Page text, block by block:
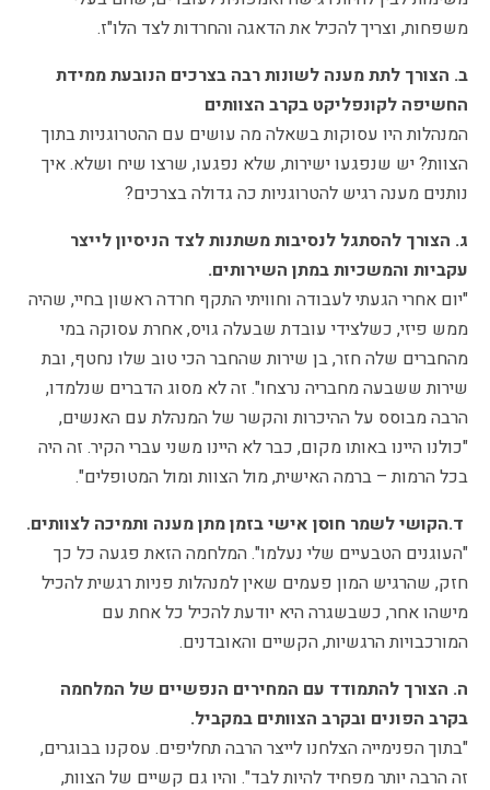
משפחות, וצריך להכיל את הדאגה והחרדות לצד הלו"ז.
ב. הצורך לתת מענה לשונות רבה בצרכים הנובעת ממידת
החשיפה לקונפליקט בקרב הצוותים
המנהלות היו עסוקות בשאלה מה עושים עם ההטרוגניות בתוך
הצוות? יש שנפגעו ישירות, שלא נפגעו, שרצו שיח ושלא. איך
נותנים מענה רגיש להטרוגניות כה גדולה בצרכים?
ג. הצורך להסתגל לנסיבות משתנות לצד הניסיון לייצר
עקביות והמשכיות במתן השירותים.
"יום אחרי הגעתי לעבודה וחוויתי התקף חרדה ראשון בחיי, שהיה
ממש פיזי, כשלצידי עובדת שבעלה גויס, אחרת עסוקה במי
מהחברים שלה חזר, בן שירות שהחבר הכי טוב שלו נחטף, ובת
שירות ששבעה מחבריה נרצחו". זה לא מסוג הדברים שנלמדו,
הרבה מבוסס על ההיכרות והקשר של המנהלת עם האנשים,
"כולנו היינו באותו מקום, כבר לא היינו משני עברי הקיר. זה היה
בכל הרמות – ברמה האישית, מול הצוות ומול המטופלים".
ד.הקושי לשמר חוסן אישי בזמן מתן מענה ותמיכה לצוותים.
"העוגנים הטבעיים שלי נעלמו". המלחמה הזאת פגעה כל כך
חזק, שהרגיש המון פעמים שאין למנהלות פניות רגשית להכיל
מישהו אחר, כשבשגרה היא יודעת להכיל כל אחת עם
המורכבויות הרגשיות, הקשיים והאובדנים.
ה. הצורך להתמודד עם המחירים הנפשיים של המלחמה
בקרב הפונים ובקרב הצוותים במקביל.
"בתוך הפנימייה הצלחנו לייצר הרבה תחליפים. עסקנו בבוגרים,
זה הרבה יותר מפחיד להיות לבד". והיו גם קשיים של הצוות,